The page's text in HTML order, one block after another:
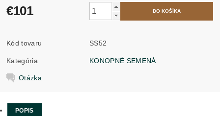
€101
Kód tovaru SS52
Kategória KONOPNÉ SEMENÁ
Otázka
POPIS